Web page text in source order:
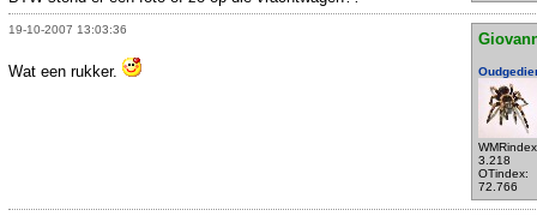
19-10-2007 13:03:36
3.218
OTindex:
72.766
Wat een rukker.